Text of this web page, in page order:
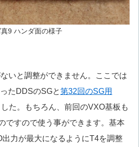
9 ハンダ面の様子
いと調整ができません。ここでは
たDDSのSGと第32回のSG用
た。もちろん、前回のVXO基板も
ですので使う事ができます。基本
力が最大になるようにT4を調整